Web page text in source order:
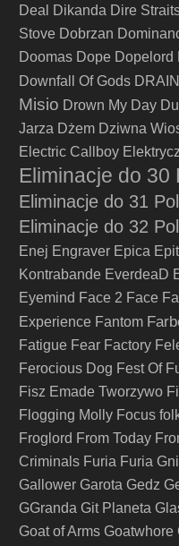
Deal
Dikanda Dire
Stove Dobrzan
Doomas Dope Dopelord
Downfall Of Gods DRAIN
Misio Drown My Day
Jarza Dżem Dziwna
Electric Callboy
Eliminacje do 30
Eliminacje do 31
Eliminacje do 32
Enej Engraver Epica
Kontrabande EverdeaD
Eyemind Face 2 Face
Experience Fantom
Fatigue Fear Factory
Ferocious Dog Fest Of
Fisz Emade Tworzywo
Flogging Molly Focus
Froglord From Today
Criminals Furia Furia
Gallower Garota Gedz
GGranda Git Planeta
Goat of Arms Goatwhore